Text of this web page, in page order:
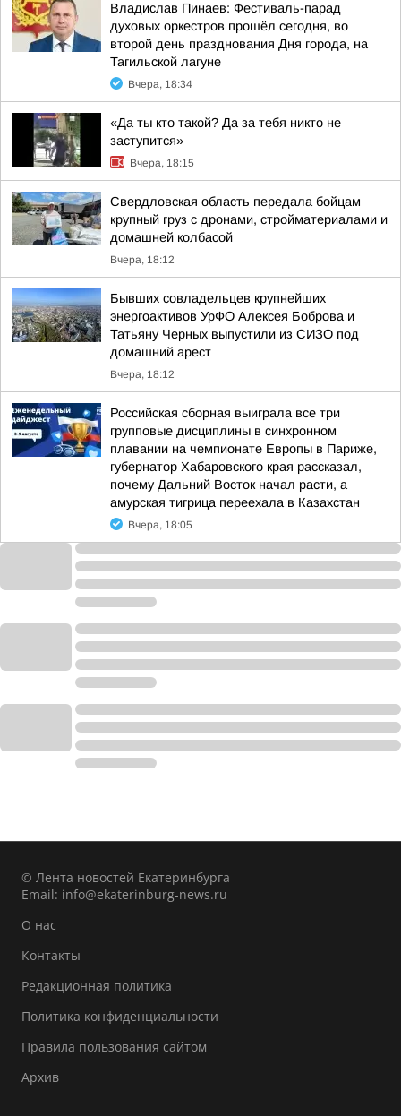
Владислав Пинаев: Фестиваль-парад
духовых оркестров прошёл сегодня, во
второй день празднования Дня города, на
Тагильской лагуне
Вчера, 18:34
«Да ты кто такой? Да за тебя никто не
заступится»
Вчера, 18:15
Свердловская область передала бойцам
крупный груз с дронами, стройматериалами и
домашней колбасой
Вчера, 18:12
Бывших совладельцев крупнейших
энергоактивов УрФО Алексея Боброва и
Татьяну Черных выпустили из СИЗО под
домашний арест
Вчера, 18:12
Российская сборная выиграла все три
групповые дисциплины в синхронном
плавании на чемпионате Европы в Париже,
губернатор Хабаровского края рассказал,
почему Дальний Восток начал расти, а
амурская тигрица переехала в Казахстан
Вчера, 18:05
© Лента новостей Екатеринбурга
Email: info@ekaterinburg-news.ru
О нас
Контакты
Редакционная политика
Политика конфиденциальности
Правила пользования сайтом
Архив